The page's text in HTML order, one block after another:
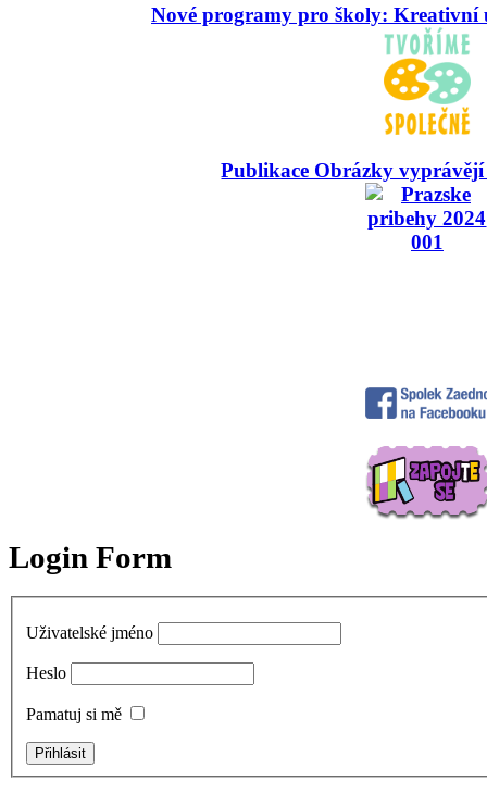
Nové programy pro školy: Kreativní
Publikace Obrázky
Login Form
Uživatelské jméno
Heslo
Pamatuj si mě